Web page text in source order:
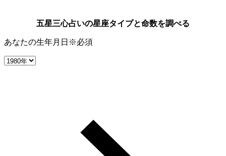
五星三心占いの星座タイプと命数を調べる
あなたの生年月日 ※必須